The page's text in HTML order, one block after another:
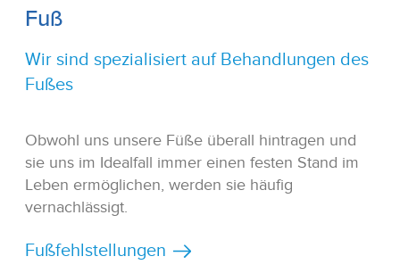
Fuß
Wir sind spezialisiert auf Behandlungen des
Fußes
Obwohl uns unsere Füße überall hintragen und
sie uns im Idealfall immer einen festen Stand im
Leben ermöglichen, werden sie häufig
vernachlässigt.
Fußfehlstellungen